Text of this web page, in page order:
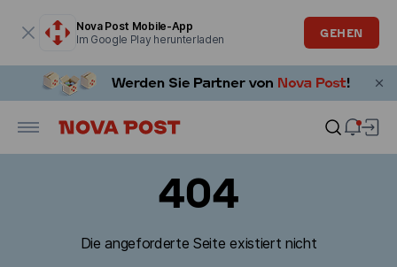
Nova Post Mobile-App
Im Google Play herunterladen
GEHEN
404
Die angeforderte Seite existiert nicht